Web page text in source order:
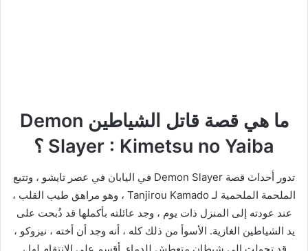
ما هي قصة قاتل الشياطين Demon
Slayer : Kimetsu no Yaiba ؟
تدور أحداث قصة Demon Slayer في اليابان في عصر تايشو ، وتتبع
الملحمة الملحمية لـ Tanjirou Kamado ، وهو مراهق طيب القلب ،
عند عودته إلى المنزل ذات يوم ، وجد عائلته بأكملها قد ذُبحت على
يد الشياطين الغازية. الأسوأ من ذلك كله ، أنه وجد أن أخته ، نيزوكو ،
قد تحولت إلى شيطان متعطش للدماء. أقسم على الانتقام لها ،